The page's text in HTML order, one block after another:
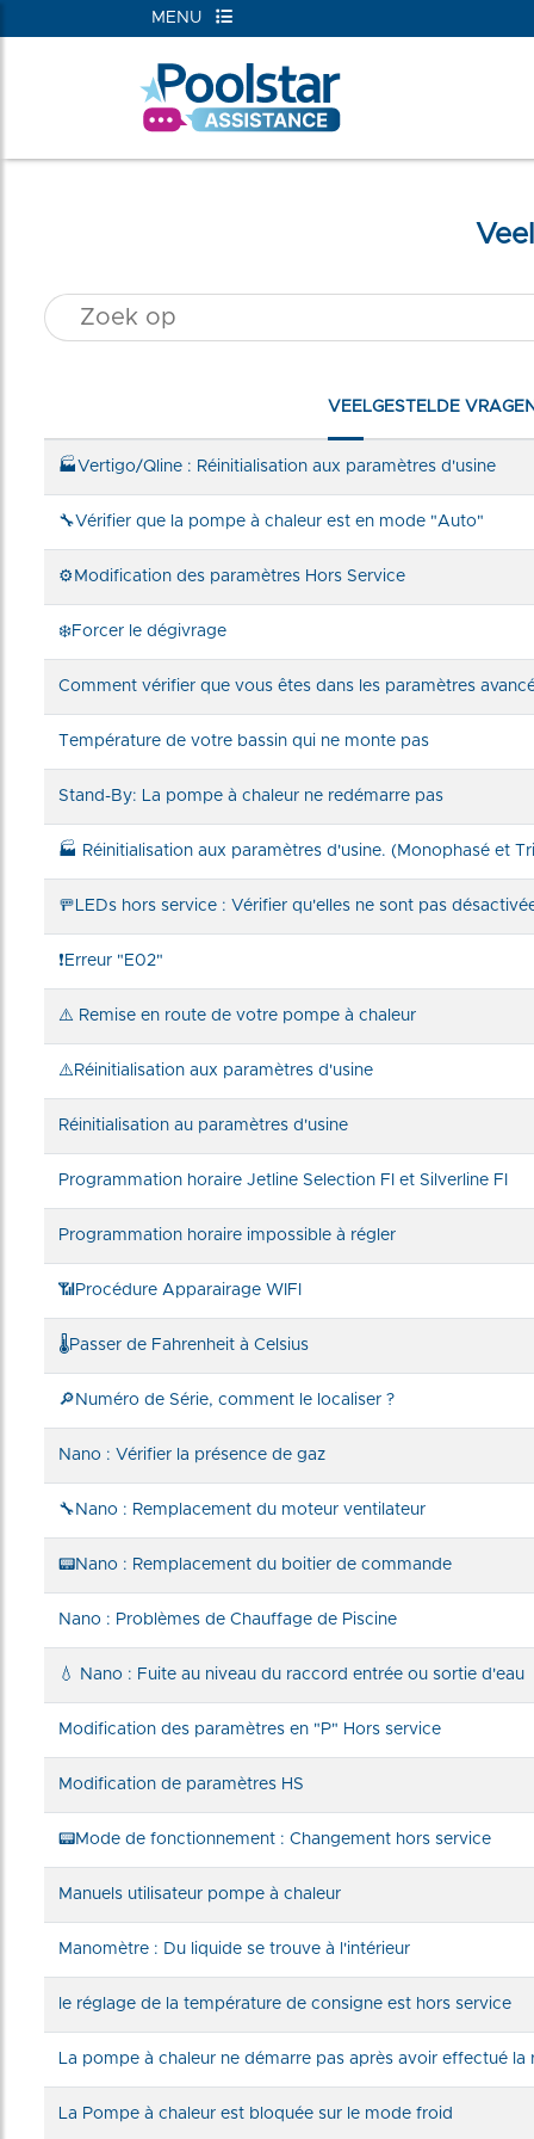
MENU
VEELGESTELDE VRAGEN
🏭Vertigo/Qline : Réinitialisation aux paramètres d'usine
🔧Vérifier que la pompe à chaleur est en mode "Auto"
⚙️Modification des paramètres Hors Service
❄️Forcer le dégivrage
Comment vérifier que vous êtes dans les paramètres
Température de votre bassin qui ne monte pas
Stand-By: La pompe à chaleur ne redémarre pas
🏭 Réinitialisation aux paramètres d'usine. (Monophasé et
🚥LEDs hors service : Vérifier qu'elles ne sont pas
❗Erreur "E02"
⚠️ Remise en route de votre pompe à chaleur
⚠️Réinitialisation aux paramètres d'usine
Réinitialisation au paramètres d'usine
Programmation horaire Jetline Selection FI et Silverline FI
Programmation horaire impossible à régler
📶Procédure Apparairage WIFI
🌡️Passer de Fahrenheit à Celsius
🔎Numéro de Série, comment le localiser ?
Nano : Vérifier la présence de gaz
🔧Nano : Remplacement du moteur ventilateur
📟Nano : Remplacement du boitier de commande
Nano : Problèmes de Chauffage de Piscine
💧 Nano : Fuite au niveau du raccord entrée ou sortie d'eau
Modification des paramètres en "P" Hors service
Modification de paramètres HS
📟Mode de fonctionnement : Changement hors service
Manuels utilisateur pompe à chaleur
Manomètre : Du liquide se trouve à l'intérieur
le réglage de la température de consigne est hors service
La pompe à chaleur ne démarre pas après avoir effectué la
La Pompe à chaleur est bloquée sur le mode froid